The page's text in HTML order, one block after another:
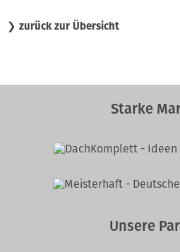
❯ zurück zur Übersicht
Starke
Unsere